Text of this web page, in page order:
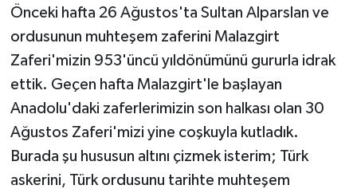
Önceki hafta 26 Ağustos'ta Sultan Alparslan ve
ordusunun muhteşem zaferini Malazgirt
Zaferi'mizin 953'üncü yıldönümünü gururla idrak
ettik. Geçen hafta Malazgirt'le başlayan
Anadolu'daki zaferlerimizin son halkası olan 30
Ağustos Zaferi'mizi yine coşkuyla kutladık.
Burada şu hususun altını çizmek isterim; Türk
askerini, Türk ordusunu tarihte muhteşem